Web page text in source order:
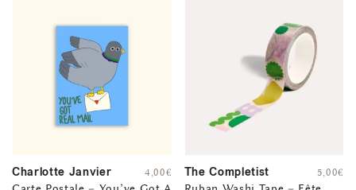
Charlotte Janvier 4,00€ The Completist 5,00€